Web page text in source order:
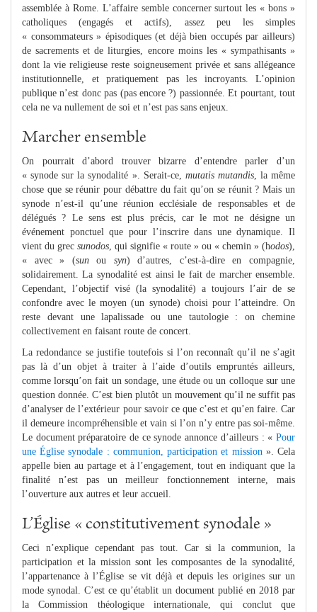
assemblée à Rome. L’affaire semble concerner surtout les « bons »
catholiques (engagés et actifs), assez peu les simples
« consommateurs » épisodiques (et déjà bien occupés par ailleurs)
de sacrements et de liturgies, encore moins les « sympathisants »
dont la vie religieuse reste soigneusement privée et sans allégeance
institutionnelle, et pratiquement pas les incroyants. L’opinion
publique n’est donc pas (pas encore ?) passionnée. Et pourtant, tout
cela ne va nullement de soi et n’est pas sans enjeux.
Marcher ensemble
On pourrait d’abord trouver bizarre d’entendre parler d’un
« synode sur la synodalité ». Serait-ce, mutatis mutandis, la même
chose que se réunir pour débattre du fait qu’on se réunit ? Mais un
synode n’est-il qu’une réunion ecclésiale de responsables et de
délégués ? Le sens est plus précis, car le mot ne désigne un
événement ponctuel que pour l’inscrire dans une dynamique. Il
vient du grec sunodos , qui signifie « route » ou « chemin » (hodos),
« avec » (sunou syn) d’autres, c’est-à-dire en compagnie,
solidairement. La synodalité est ainsi le fait de marcher ensemble.
Cependant, l’objectif visé (la synodalité) a toujours l’air de se
confondre avec le moyen (un synode) choisi pour l’atteindre. On
reste devant une lapalissade ou une tautologie : on chemine
collectivement en faisant route de concert.
La redondance se justifie toutefois si l’on reconnaît qu’il ne s’agit
pas là d’un objet à traiter à l’aide d’outils empruntés ailleurs,
comme lorsqu’on fait un sondage, une étude ou un colloque sur une
question donnée. C’est bien plutôt un mouvement qu’il ne suffit pas
d’analyser de l’extérieur pour savoir ce que c’est et qu’en faire. Car
il demeure incompréhensible et vain si l’on n’y entre pas soi-même.
Le document préparatoire de ce synode annonce d’ailleurs : « Pour
une Église synodale : communion, participation et mission ». Cela
appelle bien au partage et à l’engagement, tout en indiquant que la
finalité n’est pas un meilleur fonctionnement interne, mais
l’ouverture aux autres et leur accueil.
L’Église « constitutivement synodale »
Ceci n’explique cependant pas tout. Car si la communion, la
participation et la mission sont les composantes de la synodalité,
l’appartenance à l’Église se vit déjà et depuis les origines sur un
mode synodal. C’est ce qu’établit un document publié en 2018 par
la Commission théologique internationale, qui conclut que